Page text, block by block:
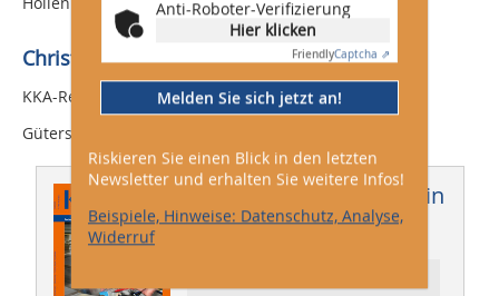
Christoph Brauneis,
KKA-Redaktion,
Gütersloh
Dieser Artikel erschien in
KKA 05/2009
Anti-Roboter-Verifizierung
Hier klicken
FriendlyCaptcha ⇗
Melden Sie sich jetzt an!
Riskieren Sie einen Blick in den letzten
Newsletter und erhalten Sie weitere Infos!
Beispiele, Hinweise: Datenschutz, Analyse,
Widerruf